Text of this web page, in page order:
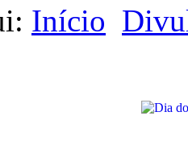
Início